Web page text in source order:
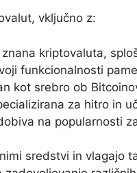
vključno z:
kriptovaluta,
funkcionalnosti
kot srebro ob
za hitro in
na popularnosti
sredstvi in vlagajo